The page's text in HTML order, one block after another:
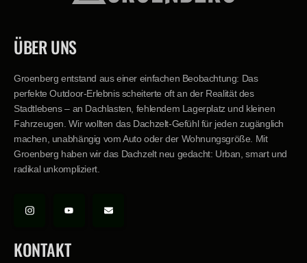
ÜBER UNS
Groenberg entstand aus einer einfachen Beobachtung: Das
perfekte Outdoor-Erlebnis scheiterte oft an der Realität des
Stadtlebens – an Dachlasten, fehlendem Lagerplatz und kleinen
Fahrzeugen. Wir wollten das Dachzelt-Gefühl für jeden zugänglich
machen, unabhängig vom Auto oder der Wohnungsgröße. Mit
Groenberg haben wir das Dachzelt neu gedacht: Urban, smart und
radikal unkompliziert.
KONTAKT